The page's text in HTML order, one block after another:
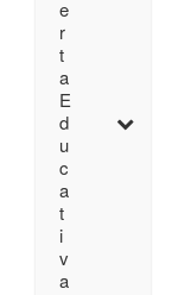
e
r
t
a
E
d
u
c
a
t
i
v
a